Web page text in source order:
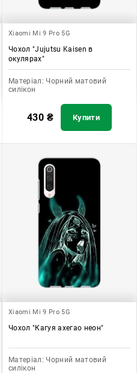
Xiaomi Mi 9 Pro 5G
Чохол "Jujutsu Kaisen в
окулярах"
Матеріал: Чорний матовий
силікон
430 ₴ Купити
Xiaomi Mi 9 Pro 5G
Чохол "Кагуя ахегао неон"
Матеріал: Чорний матовий
силікон